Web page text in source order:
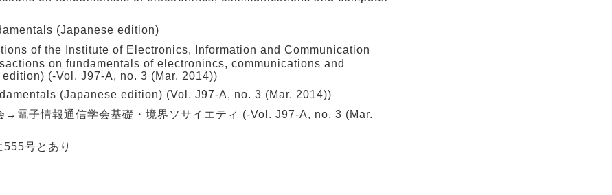
(Japanese edition)
of the Institute of Electronics, Information and Communication
on fundamentals of electronincs, communications and
(-Vol. J97-A, no. 3 (Mar. 2014))
(Japanese edition) (Vol. J97-A, no. 3 (Mar. 2014))
→電子情報通信学会基礎・境界ソサイエティ (-Vol. J97-A, no. 3 (Mar.
号とあり